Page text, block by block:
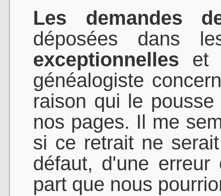
Les demandes
déposées dans
exceptionnelles et
généalogiste
raison qui le
nos pages. Il me
si ce retrait ne
défaut, d'une
part que nous